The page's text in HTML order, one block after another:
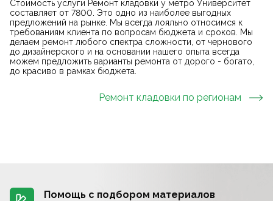
Стоимость услуги Ремонт кладовки у метро Университет
составляет от 7800. Это одно из наиболее выгодных
предложений на рынке. Мы всегда лояльно относимся к
требованиям клиента по вопросам бюджета и сроков. Мы
делаем ремонт любого спектра сложности, от чернового
до дизайнерского и на основании нашего опыта всегда
можем предложить варианты ремонта от дорого - богато,
до красиво в рамках бюджета.
Ремонт кладовки по регионам
Помощь с подбором материалов